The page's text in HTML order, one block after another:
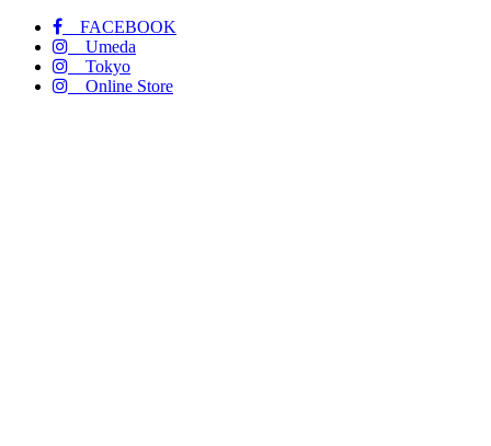
FACEBOOK
Umeda
Tokyo
Online Store